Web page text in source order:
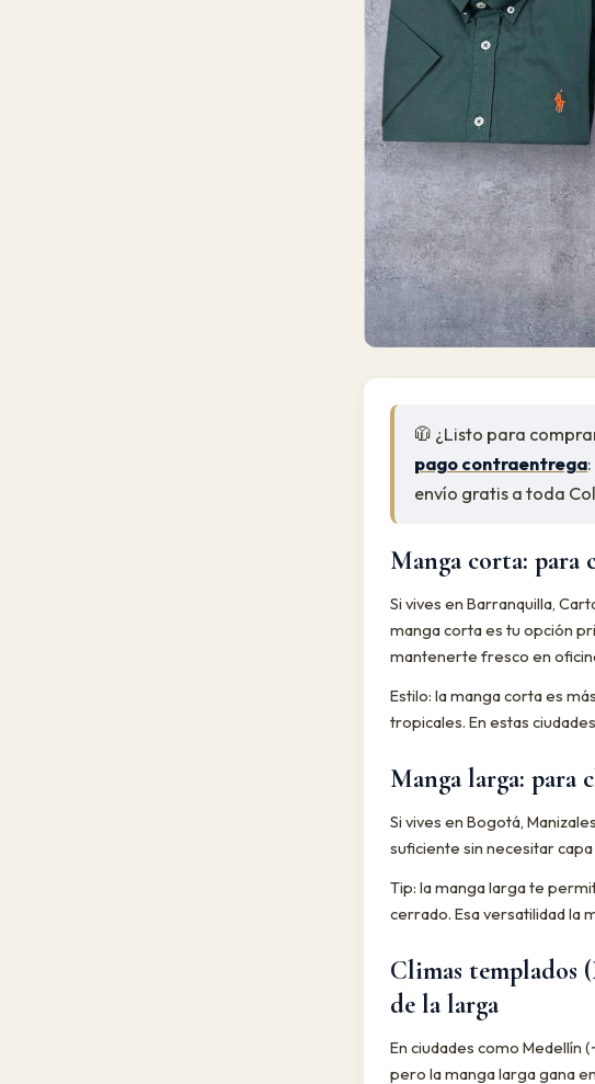
🧥 ¿Listo para
pago contraentrega
envío gratis a toda
Manga corta: para
Si vives en Barranquilla,
manga corta es tu opción
mantenerte fresco en
Estilo: la manga corta es
tropicales. En estas
Manga larga: para
Si vives en Bogotá,
suficiente sin necesitar
Tip: la manga larga te
cerrado. Esa versatilidad la
Climas templados
de la larga
En ciudades como Medellín
pero la manga larga gana